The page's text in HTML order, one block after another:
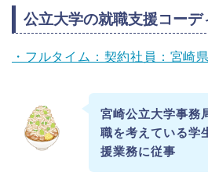
公立大学の就職支援コーデ
・フルタイム：契約社員：宮崎
宮崎公立大学事務
職を考えている学
援業務に従事